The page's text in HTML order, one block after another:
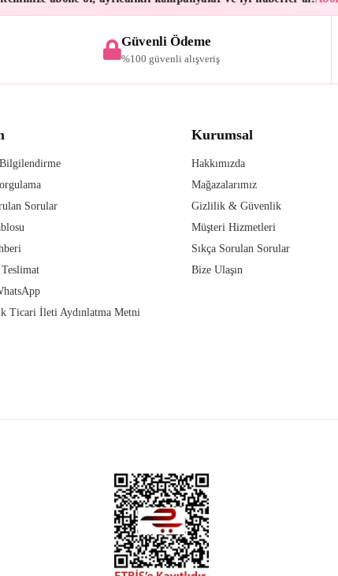
Güvenli Ödeme
%100 güvenli alışveriş
Sorular
Ticari İleti Aydınlatma Metni
Kurumsal
Hakkımızda
Mağazalarımız
Gizlilik & Güvenlik
Müşteri Hizmetleri
Sıkça Sorulan Sorular
Bize Ulaşın